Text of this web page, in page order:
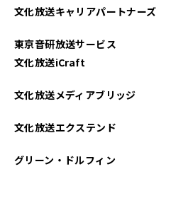
文化放送キャリアパートナーズ
東京音研放送サービス
文化放送iCraft
文化放送メディアブリッジ
文化放送エクステンド
グリーン・ドルフィン